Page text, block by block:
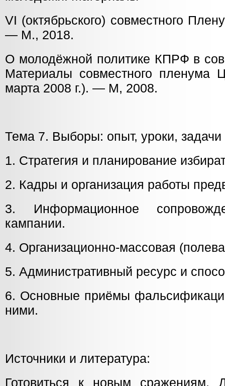
VI (октябрьского) совместного
— М., 2018.
О молодёжной политике КПРФ в
Материалы совместного
марта 2008 г.). — М, 2008.
Тема 7. Выборы: опыт, уроки, задачи
1. Стратегия и планирование
2. Кадры и организация работы
3. Информационное
кампании.
4. Организационно-массовая
5. Административный ресурс и
6. Основные приёмы
ними.
Источники и литература:
Готовиться к новым сражениям.